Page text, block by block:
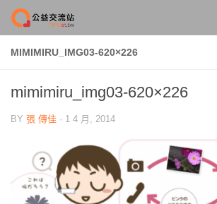
Skip to content
MIMIMIRU_IMG03-620×226
mimimiru_img03-620×226
BY 張 傳佳 · 1 4 月, 2014